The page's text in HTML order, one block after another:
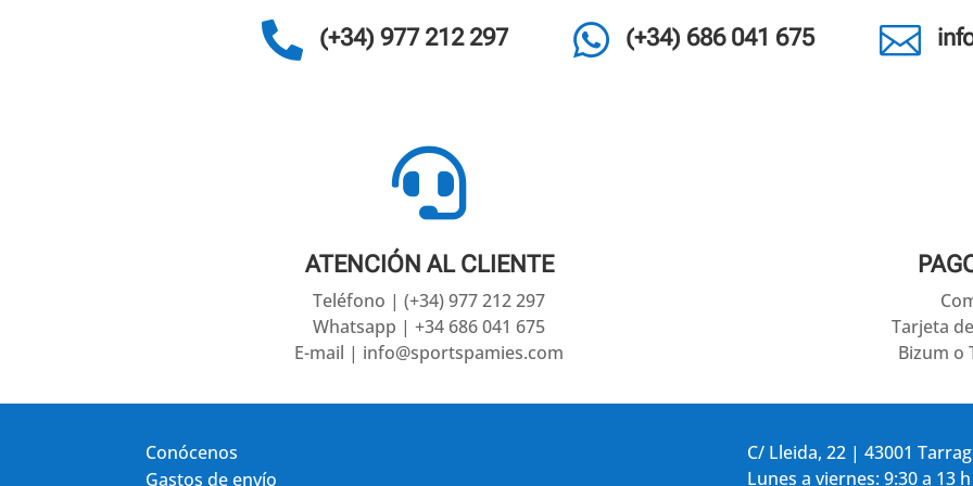
 (+34) 977 212 297  (+34) 686 041 675 

ATENCIÓN AL CLIENTE
Teléfono | (+34) 977 212 297
Whatsapp | +34 686 041 675
E-mail | info@sportspamies.com
Tarjeta
Bizum o
Conócenos
Gastos de envío
C/ Lleida, 22 | 43001
Lunes a viernes: 9:30 a 13